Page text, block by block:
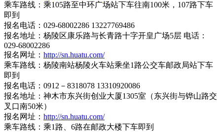
乘车路线：乘105路至中环广场站下车往南100米，107路下车
即到
报名电话：029-68002286 13227769486
报名地址：杨陵区康乐路与长青路十字开皇广场5层 电话：
029-68002286
报名网址： http://sn.huatu.com/
乘车路线：杨陵南站杨陵火车站乘坐1路公交车邮政局站下车
即到
报名电话：0912－8318078 13310920086
报名地址：神木市东兴街创业大厦1305室（东兴街与铧山路交
叉口南50米）
报名网址： http://sn.huatu.com/
乘车路线：乘1路、6路在邮政大楼下车即到